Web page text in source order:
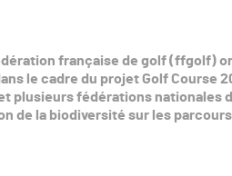
française de golf (ffgolf)
le cadre du projet Golf Course
plusieurs fédérations nationales
de la biodiversité sur les